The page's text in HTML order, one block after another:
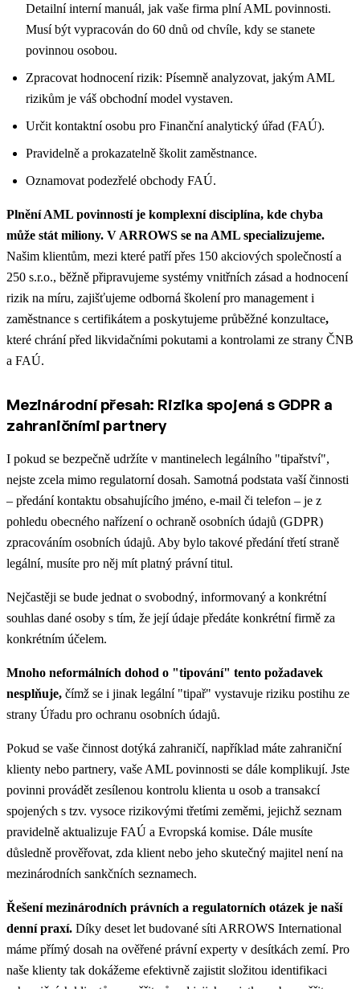
Detailní interní manuál, jak vaše firma plní AML povinnosti.
Musí být vypracován do 60 dnů od chvíle, kdy se stanete
povinnou osobou.
Zpracovat hodnocení rizik: Písemně analyzovat, jakým AML
rizikům je váš obchodní model vystaven.
Určit kontaktní osobu pro Finanční analytický úřad (FAÚ).
Pravidelně a prokazatelně školit zaměstnance.
Oznamovat podezřelé obchody FAÚ.
Plnění AML povinností je komplexní disciplína, kde chyba
může stát miliony. V ARROWS se na AML specializujeme.
Našim klientům, mezi které patří přes 150 akciových společností a
250 s.r.o., běžně připravujeme systémy vnitřních zásad a hodnocení
rizik na míru, zajišťujeme odborná školení pro management i
zaměstnance s certifikátem a poskytujeme průběžné konzultace,
které chrání před likvidačními pokutami a kontrolami ze strany ČNB
a FAÚ.
Mezinárodní přesah: Rizika spojená s GDPR a
zahraničními partnery
I pokud se bezpečně udržíte v mantinelech legálního "tipařství",
nejste zcela mimo regulatorní dosah. Samotná podstata vaší činnosti
– předání kontaktu obsahujícího jméno, e-mail či telefon – je z
pohledu obecného nařízení o ochraně osobních údajů (GDPR)
zpracováním osobních údajů. Aby bylo takové předání třetí straně
legální, musíte pro něj mít platný právní titul.
Nejčastěji se bude jednat o svobodný, informovaný a konkrétní
souhlas dané osoby s tím, že její údaje předáte konkrétní firmě za
konkrétním účelem.
Mnoho neformálních dohod o "tipování" tento požadavek
nesplňuje, čímž se i jinak legální "tipař" vystavuje riziku postihu ze
strany Úřadu pro ochranu osobních údajů.
Pokud se vaše činnost dotýká zahraničí, například máte zahraniční
klienty nebo partnery, vaše AML povinnosti se dále komplikují. Jste
povinni provádět zesílenou kontrolu klienta u osob a transakcí
spojených s tzv. vysoce rizikovými třetími zeměmi, jejichž seznam
pravidelně aktualizuje FAÚ a Evropská komise. Dále musíte
důsledně prověřovat, zda klient nebo jeho skutečný majitel není na
mezinárodních sankčních seznamech.
Řešení mezinárodních právních a regulatorních otázek je naší
denní praxí. Díky deset let budované síti ARROWS International
máme přímý dosah na ověřené právní experty v desítkách zemí. Pro
naše klienty tak dokážeme efektivně zajistit složitou identifikaci